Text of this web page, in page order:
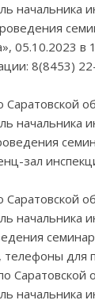
начальника
05.10.2023
8(8453)
начальника
зал
начальника
для
начальника